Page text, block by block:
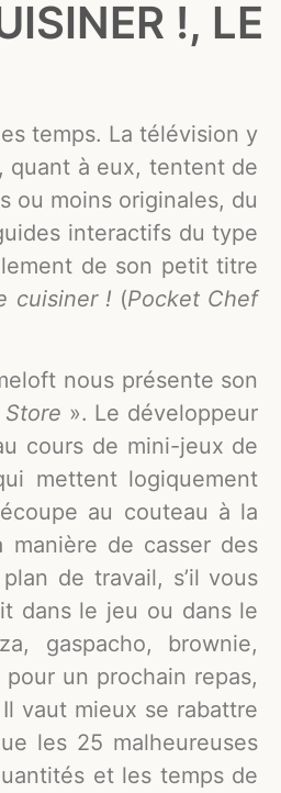
!, LE
temps. La télévision y
quant à eux, tentent de
ou moins originales, du
interactifs du type
de son petit titre
cuisiner ! (Pocket Chef
nous présente son
». Le développeur
cours de mini-jeux de
mettent logiquement
au couteau à la
manière de casser des
de travail, s’il vous
dans le jeu ou dans le
gaspacho, brownie,
un prochain repas,
vaut mieux se rabattre
les 25 malheureuses
et les temps de